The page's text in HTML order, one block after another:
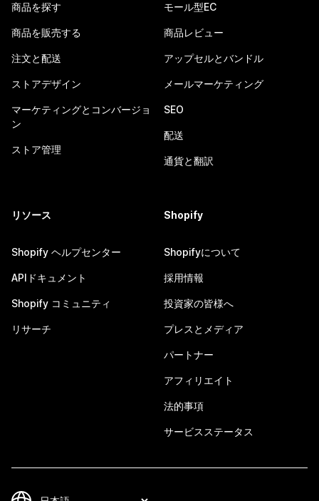
商品を探す
商品を販売する
注文と配送
ストアデザイン
マーケティングとコンバージョ
ン
ストア管理
モール型EC
商品レビュー
アップセルとバンドル
メールマーケティング
SEO
配送
通貨と翻訳
リソース
Shopify ヘルプセンター
APIドキュメント
Shopify コミュニティ
リサーチ
Shopify
Shopifyについて
採用情報
投資家の皆様へ
プレスとメディア
パートナー
アフィリエイト
法的事項
サービスステータス